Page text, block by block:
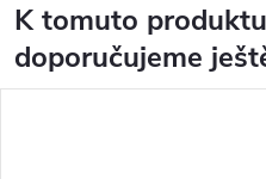
K tomuto produktu
doporučujeme